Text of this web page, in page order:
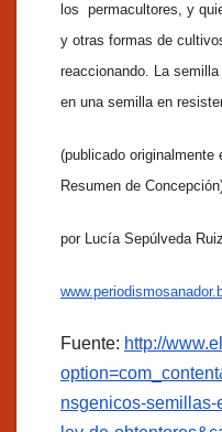
los permacultores, y
y otras formas de
reaccionando. La
en una semilla en
(publicado originalmente
Resumen de
por Lucía Sepúlveda Ruiz
Fuente: http://
nsgenicos-